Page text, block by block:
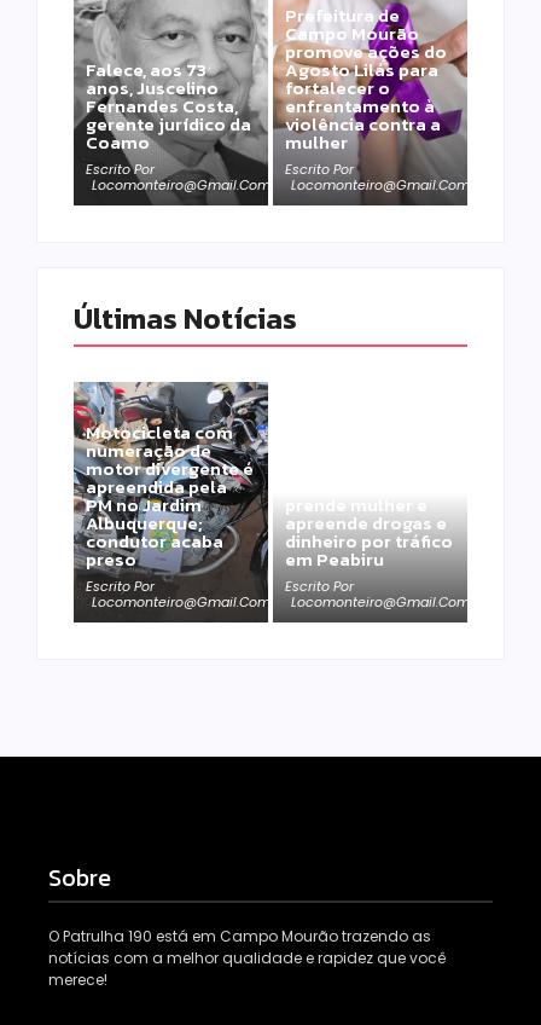
Falece, aos 73
anos, Juscelino
Fernandes Costa,
gerente jurídico da
Coamo
Escrito Por
Locomonteiro@gmail.com
Prefeitura de
Campo Mourão
promove ações do
Agosto Lilás para
fortalecer o
enfrentamento à
violência contra a
mulher
Escrito Por
Locomonteiro@gmail.com
Últimas Notícias
Motocicleta com
numeração de
motor divergente é
apreendida pela
PM no Jardim
Albuquerque;
condutor acaba
preso
Escrito Por
Locomonteiro@gmail.com
prende mulher e
apreende drogas e
dinheiro por tráfico
em Peabiru
Escrito Por
Locomonteiro@gmail.com
Sobre
O Patrulha 190 está em Campo Mourão trazendo as
notícias com a melhor qualidade e rapidez que você
merece!